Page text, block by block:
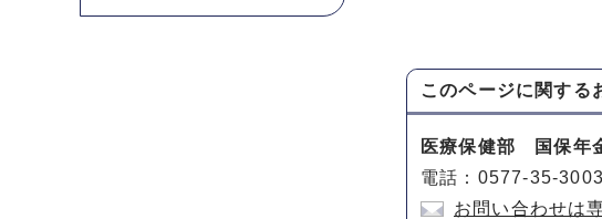
このページに関する
医療保健部 国保年
電話：0577-35-
お問い合わせは